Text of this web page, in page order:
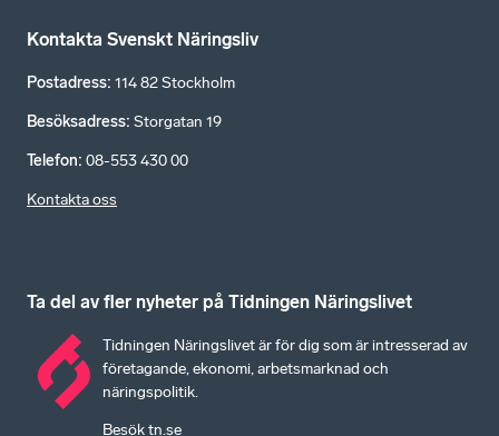
Kontakta Svenskt Näringsliv
Postadress: 114 82 Stockholm
Besöksadress: Storgatan 19
Telefon: 08-553 430 00
Kontakta oss
Ta del av fler nyheter på Tidningen Näringslivet
Tidningen Näringslivet är för dig som är intresserad av
företagande, ekonomi, arbetsmarknad och
näringspolitik.
Besök tn.se